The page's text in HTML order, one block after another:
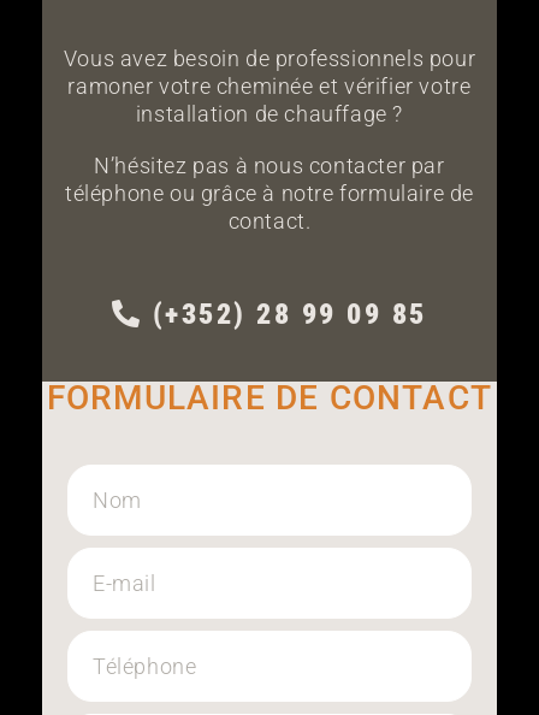
Vous avez besoin de professionnels pour
ramoner votre cheminée et vérifier votre
installation de chauffage ?
N’hésitez pas à nous contacter par
téléphone ou grâce à notre formulaire de
contact.
(+352) 28 99 09 85
FORMULAIRE DE CONTACT